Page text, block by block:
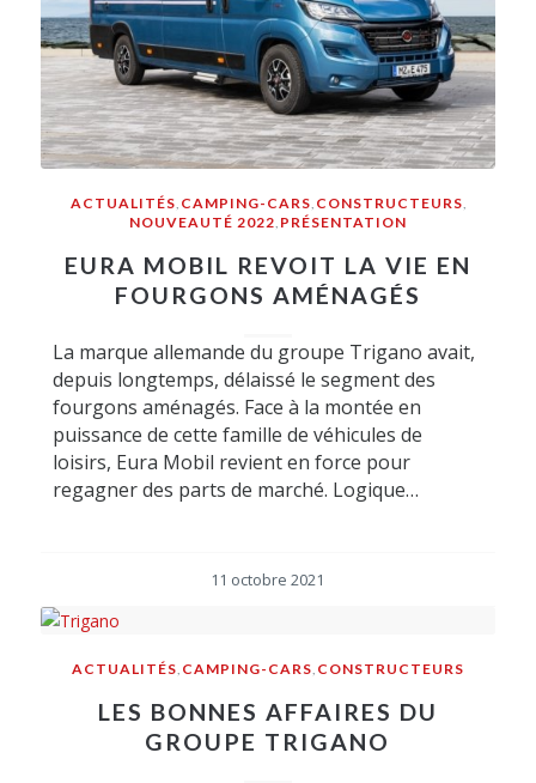
ACTUALITÉS CAMPING-CARS CONSTRUCTEURS
NOUVEAUTÉ 2022 PRÉSENTATION
EURA MOBIL REVOIT LA VIE EN
FOURGONS AMÉNAGÉS
La marque allemande du groupe Trigano avait,
depuis longtemps, délaissé le segment des
fourgons aménagés. Face à la montée en
puissance de cette famille de véhicules de
loisirs, Eura Mobil revient en force pour
regagner des parts de marché. Logique…
11 octobre 2021
ACTUALITÉS CAMPING-CARS CONSTRUCTEURS
LES BONNES AFFAIRES DU
GROUPE TRIGANO